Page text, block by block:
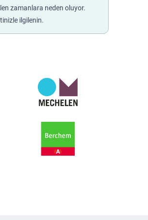
zamanlara neden oluyor.
ilgilenin.